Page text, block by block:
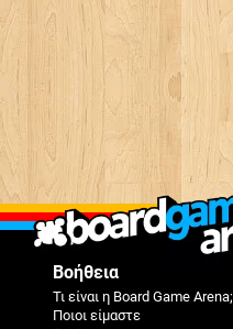
Βοήθεια
Τι είναι η Board Game Arena;
Ποιοι είμαστε